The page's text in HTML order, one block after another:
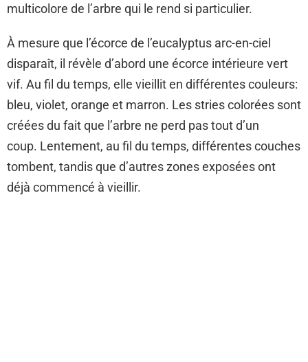
multicolore de l’arbre qui le rend si particulier.
À mesure que l’écorce de l’eucalyptus arc-en-ciel
disparaît, il révèle d’abord une écorce intérieure vert
vif. Au fil du temps, elle vieillit en différentes couleurs:
bleu, violet, orange et marron. Les stries colorées sont
créées du fait que l’arbre ne perd pas tout d’un
coup. Lentement, au fil du temps, différentes couches
tombent, tandis que d’autres zones exposées ont
déjà commencé à vieillir.